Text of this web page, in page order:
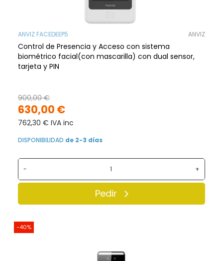
ANVIZ FACEDEEP5 ANVIZ
Control de Presencia y Acceso con sistema
biométrico facial(con mascarilla) con dual sensor,
tarjeta y PIN
630,00 €
900,00 €
762,30 € IVA inc
DISPONIBILIDAD de 2-3 días
- +
Pedir
-40%